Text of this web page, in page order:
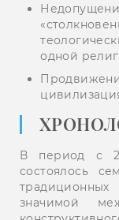
одной
В период с
состоялось
значимой